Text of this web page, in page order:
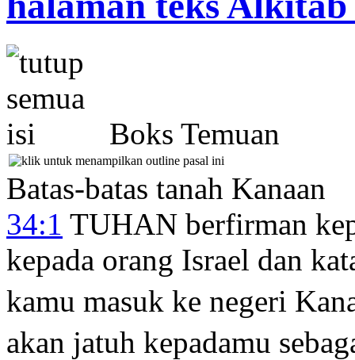
Boks Temuan
Batas-batas tanah Kanaan
34:1 TUHAN berfirman
kepada orang Israel dan
kamu masuk ke negeri
akan jatuh kepadamu